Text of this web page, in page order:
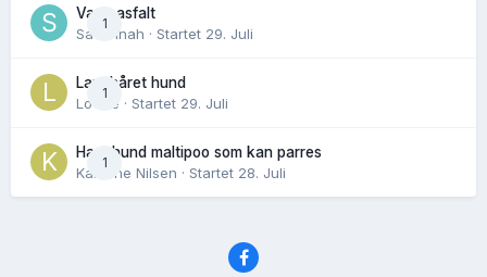
1
Varm asfalt
Savannah · Startet 29. Juli
1
Langhåret hund
Lovise · Startet 29. Juli
1
Hannhund maltipoo som kan parres
Karoline Nilsen · Startet 28. Juli